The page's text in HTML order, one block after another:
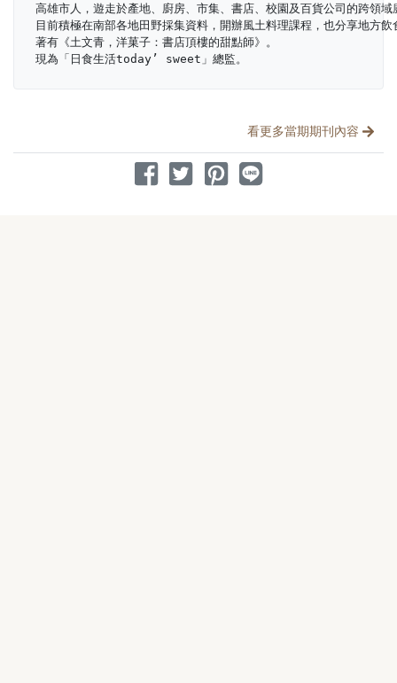
高雄市人，遊走於產地、廚房、市集、書店、校園及百貨公司的跨領域
目前積極在南部各地田野採集資料，開辦風土料理課程，也分享地方飲
著有《土文青，洋菓子：書店頂樓的甜點師》。
現為「日食生活today’ sweet」總監。
看更多當期期刊內容
分享文章
分享到 Facebook
分享到 Twitter
分享到 Pinterest
分享到 Line